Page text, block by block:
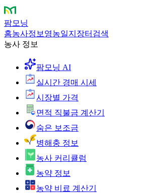
팜모닝
홈농사정보 영농일지 장터 검색
농사 정보
팜모닝 AI
실시간 경매 시세
시장별 가격
면적 직불금 계산기
숨은 보조금
병해충 정보
농사 커리큘럼
농약 정보
농약 비료 계산기